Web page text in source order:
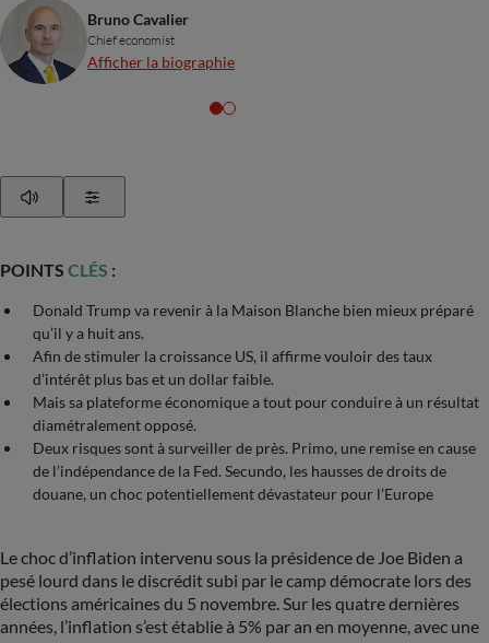
Bruno Cavalier
Chief economist
Afficher la biographie
POINTS CLÉS :
Donald Trump va revenir à la Maison Blanche bien mieux préparé
qu’il y a huit ans.
Afin de stimuler la croissance US, il affirme vouloir des taux
d’intérêt plus bas et un dollar faible.
Mais sa plateforme économique a tout pour conduire à un résultat
diamétralement opposé.
Deux risques sont à surveiller de près. Primo, une remise en cause
de l’indépendance de la Fed. Secundo, les hausses de droits de
douane, un choc potentiellement dévastateur pour l’Europe
Le choc d’inflation intervenu sous la présidence de Joe Biden a
pesé lourd dans le discrédit subi par le camp démocrate lors des
élections américaines du 5 novembre. Sur les quatre dernières
années, l’inflation s’est établie à 5% par an en moyenne, avec une